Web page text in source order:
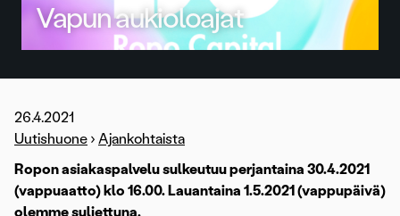
Vapun aukioloajat
26.4.2021
Uutishuone › Ajankohtaista
Ropon asiakaspalvelu sulkeutuu perjantaina 30.4.2021
(vappuaatto) klo 16.00. Lauantaina 1.5.2021 (vappupäivä)
olemme suljettuna.